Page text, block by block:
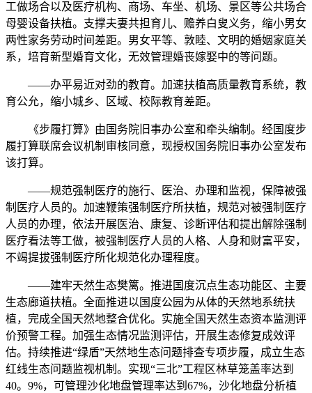
工做场合以及医疗机构、商场、车坐、机场、景区等公共场合
母婴设备扶植。支撑夫妻共担育儿、赡养白叟义务，缩小男女
两性家务劳动时间差距。男女平等、敦睦、文明的婚姻家庭关
系，培育新型婚育文化，无效管理婚丧嫁娶中的等问题。
——办平易近对劲的教育。加速扶植高质量教育系统，教
育公允，缩小城乡、区域、校际教育差距。
《步履打算》由国务院旧事办公室和牵头编制。经国度步
履打算联席会议机制审核同意，现授权国务院旧事办公室发布
该打算。
——规范强制医疗的施行、医治、办理和监视，保障被强
制医疗人员的。加速鞭策强制医疗所扶植，规范对被强制医疗
人员的办理，依法开展医治、康复、诊断评估和提出解除强制
医疗看法等工做，被强制医疗人员的人格、人身和财富平安，
不竭提拔强制医疗所化规范化办理程度。
——建牢天然生态樊篱。推进国度沉点生态功能区、主要
生态廊道扶植。全面推进以国度公园为从体的天然地系统扶
植，完成全国天然地整合优化。实施全国天然生态资本监测评
价预警工程。加强生态情况监测评估，开展生态修复成效评
估。持续推进“绿盾”天然地生态问题排查专项步履，成立生态
红线生态问题监视机制。实现“三北”工程区林草笼盖率达到
40。9%，可管理沙化地盘管理率达到67%，沙化地盘分析植